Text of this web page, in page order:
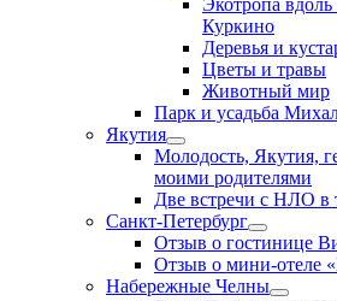
Куркино
Деревья и
Цветы и травы
Животный мир
Парк и усадьба
Якутия
Молодость, Якутия,
моими родителями
Две встречи с НЛО в
Санкт-Петербург
Отзыв о гостинице
Отзыв о мини-отеле
Набережные Челны